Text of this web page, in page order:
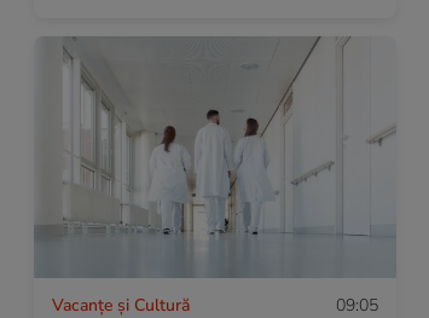
Vacanțe și Cultură 09:05